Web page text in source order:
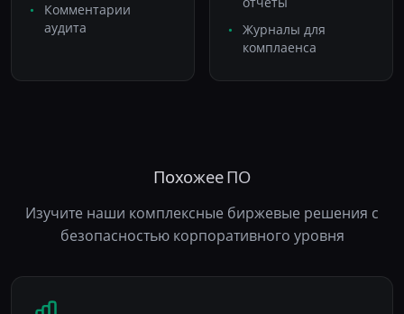
Комментарии
аудита
отчёты
Журналы для
комплаенса
Похожее ПО
Изучите наши комплексные биржевые решения с
безопасностью корпоративного уровня